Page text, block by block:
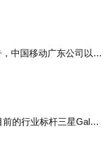
薪资最高为7200万
准与本土化实践的
中国移动广东公司以1.
的行业标杆三星Galax